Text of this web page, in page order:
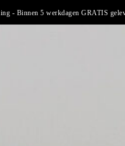
- Binnen 5 werkdagen GRATIS